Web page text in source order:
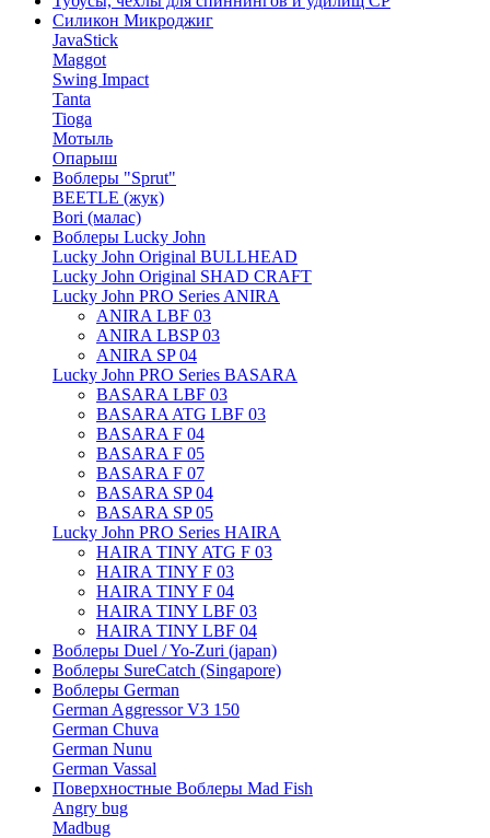
Силикон Микроджиг
JavaStick
Maggot
Swing Impact
Tanta
Tioga
Мотыль
Опарыш
Воблеры "Sprut"
BEETLE (жук)
Bori (малас)
Воблеры Lucky John
Lucky John Original BULLHEAD
Lucky John Original SHAD CRAFT
Lucky John PRO Series ANIRA
ANIRA LBF 03
ANIRA LBSP 03
ANIRA SP 04
Lucky John PRO Series BASARA
BASARA LBF 03
BASARA ATG LBF 03
BASARA F 04
BASARA F 05
BASARA F 07
BASARA SP 04
BASARA SP 05
Lucky John PRO Series HAIRA
HAIRA TINY ATG F 03
HAIRA TINY F 03
HAIRA TINY F 04
HAIRA TINY LBF 03
HAIRA TINY LBF 04
Воблеры Duel / Yo-Zuri (japan)
Воблеры SureCatch (Singapore)
Воблеры German
German Aggressor V3 150
German Chuva
German Nunu
German Vassal
Поверхностные Воблеры Mad Fish
Angry bug
Madbug